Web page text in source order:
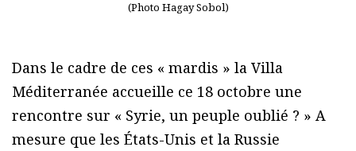
(Photo Hagay Sobol)
Dans le cadre de ces « mardis » la Villa
Méditerranée accueille ce 18 octobre une
rencontre sur « Syrie, un peuple oublié ? » A
mesure que les États-Unis et la Russie